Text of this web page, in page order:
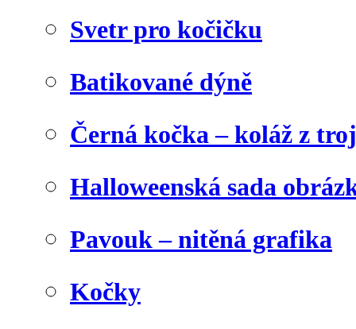
Svetr pro kočičku
Batikované dýně
Černá kočka – koláž z
Halloweenská sada
Pavouk – nitěná grafika
Kočky